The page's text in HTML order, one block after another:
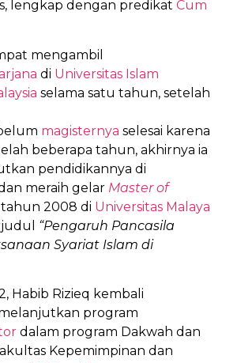
lengkap dengan predikat Cum
mengambil
di Universitas Islam
selama satu tahun, setelah
magisternya selesai karena
beberapa tahun, akhirnya ia
pendidikannya di
meraih gelar Master of
tahun 2008 di Universitas Malaya
“Pengaruh Pancasila
Syariat Islam di
Habib Rizieq kembali
program
dalam program Dakwah dan
Kepemimpinan dan